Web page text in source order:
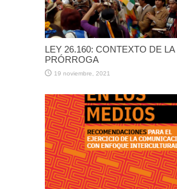
LEY 26.160: CONTEXTO DE LA
PRÓRROGA
19 noviembre, 2021